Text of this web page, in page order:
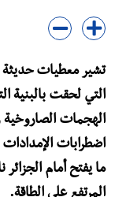
تشير معطيات حديثة
التي لحقت بالبنية
الهجمات الصاروخية
اضطرابات
ما يفتح أمام